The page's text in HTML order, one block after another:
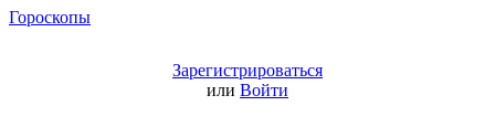
Гороскопы
Зарегистрироваться
или Войти